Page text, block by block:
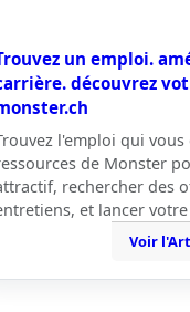
un emploi.
découvrez
l'emploi qui
de Monster
rechercher des
et lancer
Voir